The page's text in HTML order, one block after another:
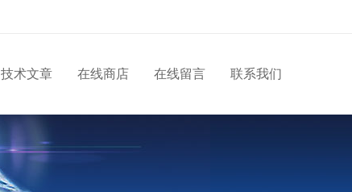
技术文章 在线商店 在线留言 联系我们